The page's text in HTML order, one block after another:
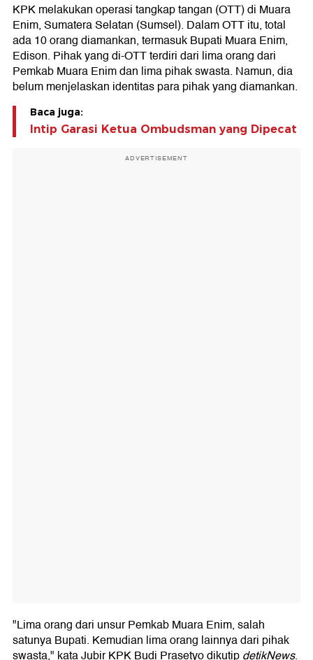
KPK melakukan operasi tangkap tangan (OTT) di Muara
Enim, Sumatera Selatan (Sumsel). Dalam OTT itu, total
ada 10 orang diamankan, termasuk Bupati Muara Enim,
Edison. Pihak yang di-OTT terdiri dari lima orang dari
Pemkab Muara Enim dan lima pihak swasta. Namun, dia
belum menjelaskan identitas para pihak yang diamankan.
Baca juga:
Intip Garasi Ketua Ombudsman yang Dipecat
ADVERTISEMENT
"Lima orang dari unsur Pemkab Muara Enim, salah
satunya Bupati. Kemudian lima orang lainnya dari pihak
swasta," kata Jubir KPK Budi Prasetyo dikutipdetikNews.